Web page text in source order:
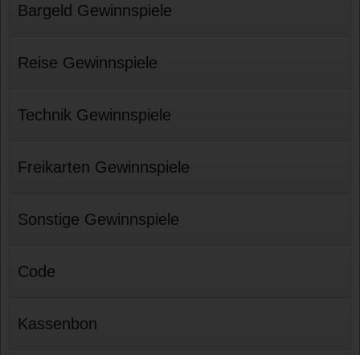
Bargeld Gewinnspiele
Reise Gewinnspiele
Technik Gewinnspiele
Freikarten Gewinnspiele
Sonstige Gewinnspiele
Code
Kassenbon